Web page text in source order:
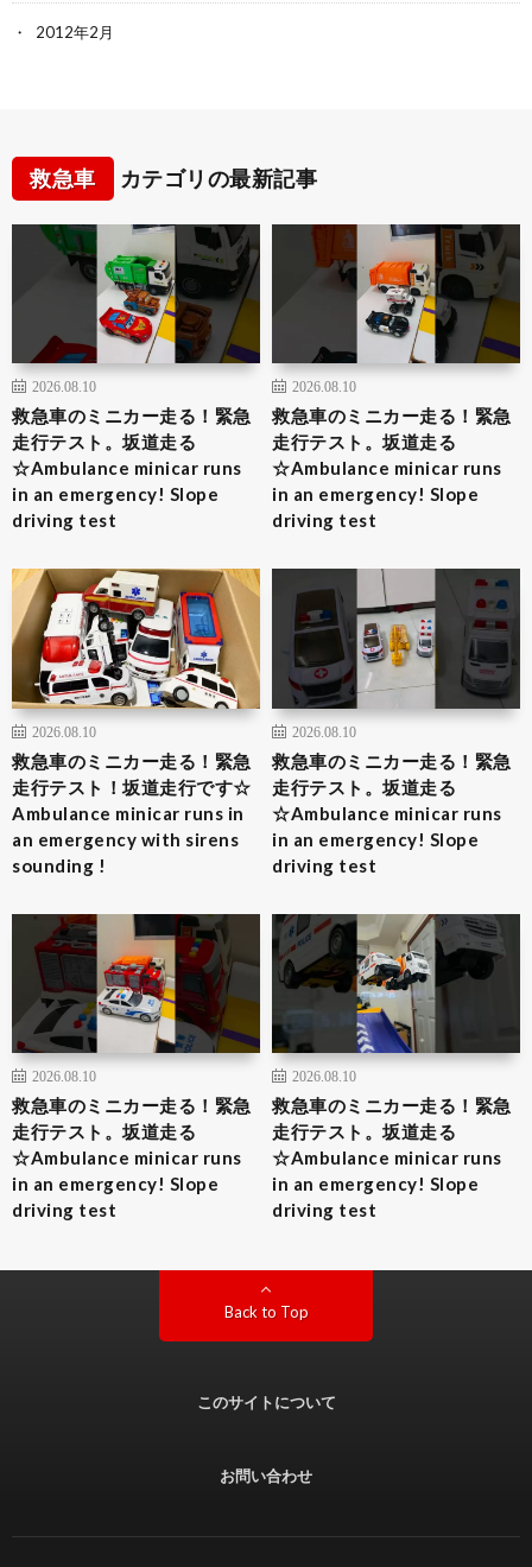
2012年2月
救急車 カテゴリの最新記事
2026.08.10
救急車のミニカー走る！緊急
走行テスト。坂道走る
☆Ambulance minicar runs
in an emergency! Slope
driving test
2026.08.10
救急車のミニカー走る！緊急
走行テスト。坂道走る
☆Ambulance minicar runs
in an emergency! Slope
driving test
2026.08.10
救急車のミニカー走る！緊急
走行テスト！坂道走行です☆
Ambulance minicar runs in
an emergency with sirens
sounding !
2026.08.10
救急車のミニカー走る！緊急
走行テスト。坂道走る
☆Ambulance minicar runs
in an emergency! Slope
driving test
2026.08.10
救急車のミニカー走る！緊急
走行テスト。坂道走る
☆Ambulance minicar runs
in an emergency! Slope
driving test
2026.08.10
救急車のミニカー走る！緊急
走行テスト。坂道走る
☆Ambulance minicar runs
in an emergency! Slope
driving test
Back to Top
このサイトについて
お問い合わせ